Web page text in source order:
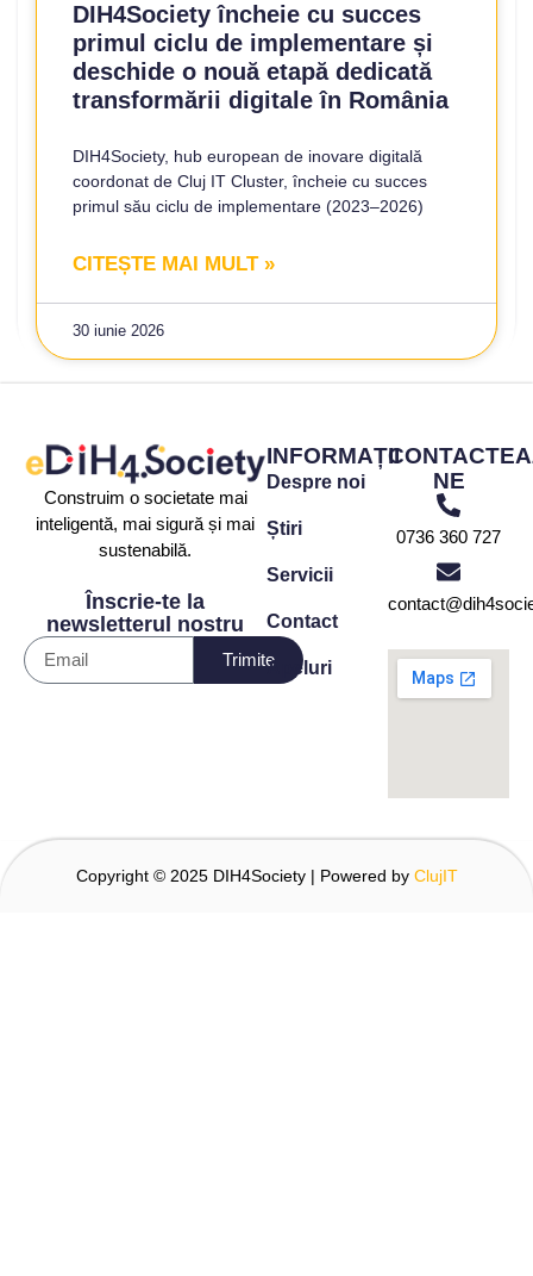
DIH4Society încheie cu succes
primul ciclu de implementare și
deschide o nouă etapă dedicată
transformării digitale în România
DIH4Society, hub european de inovare digitală
coordonat de Cluj IT Cluster, încheie cu succes
primul său ciclu de implementare (2023–2026)
CITEȘTE MAI MULT »
30 iunie 2026
Construim o societate mai
inteligentă, mai sigură și mai
sustenabilă.
Înscrie-te la
newsletterul nostru
Trimite
INFORMAȚII
Despre noi
Știri
Servicii
Contact
Apeluri
NE
0736 360 727
Copyright © 2025 DIH4Society | Powered by ClujIT